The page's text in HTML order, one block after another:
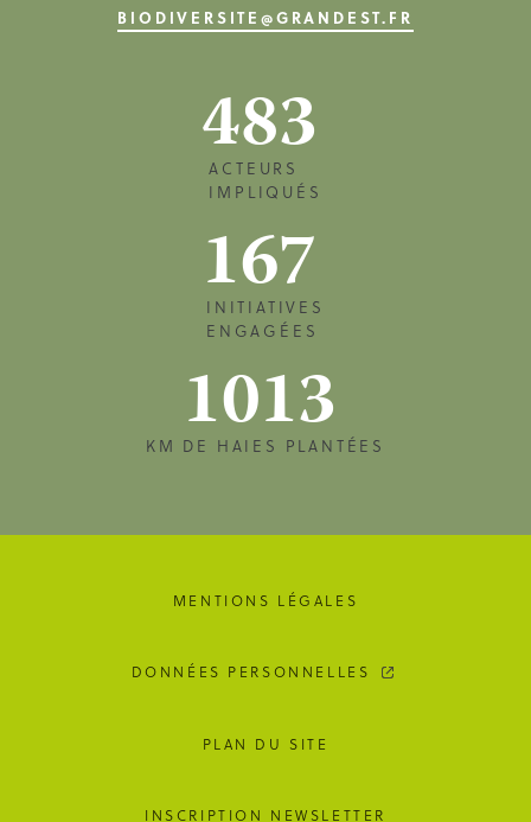
BIODIVERSITE@GRANDEST.FR
483
ACTEURS
IMPLIQUÉS
167
INITIATIVES
ENGAGÉES
1013
KM DE HAIES PLANTÉES
MENTIONS LÉGALES
DONNÉES PERSONNELLES
PLAN DU SITE
INSCRIPTION NEWSLETTER